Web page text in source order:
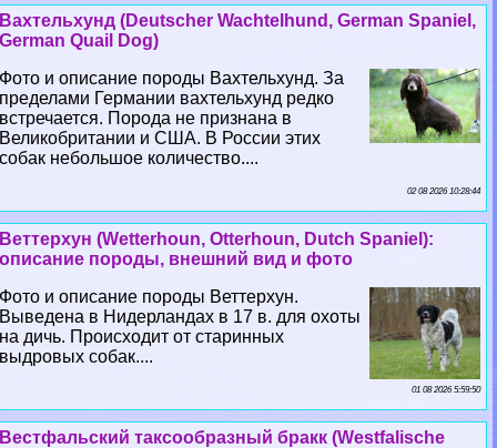
Вахтельхунд (Deutscher Wachtelhund, German Spaniel,
German Quail Dog)
Фото и описание породы Вахтельхунд. За
пределами Германии вахтельхунд редко
встречается. Порода не признана в
Великобритании и США. В России этих
собак небольшое количество....
02 08 2026 10:28:44
Веттерхун (Wetterhoun, Otterhoun, Dutch Spaniel):
описание породы, внешний вид и фото
Фото и описание породы Веттерхун.
Выведена в Нидерландах в 17 в. для охоты
на дичь. Происходит от старинных
выдровых собак....
01 08 2026 5:59:50
Вестфальский таксообразный бpaкк (Westfalische